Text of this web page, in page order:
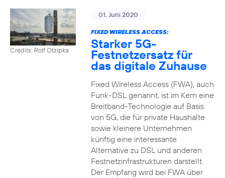
Credits: Rolf Otzipka
01. Juni 2020
FIXED WIRELESS ACCESS:
Starker 5G-
Festnetzersatz für
das digitale Zuhause
Fixed Wireless Access (FWA), auch
Funk-DSL genannt, ist im Kern eine
Breitband-Technologie auf Basis
von 5G, die für private Haushalte
sowie kleinere Unternehmen
künftig eine interessante
Alternative zu DSL und anderen
Festnetzinfrastrukturen darstellt.
Der Empfang wird bei FWA über